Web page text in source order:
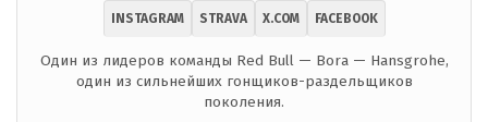
INSTAGRAM STRAVA X.COM FACEBOOK
Один из лидеров команды Red Bull — Bora — Hansgrohe,
один из сильнейших гонщиков-раздельщиков
поколения.